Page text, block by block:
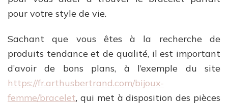
pour votre style de vie.
Sachant que vous êtes à la recherche de
produits tendance et de qualité, il est important
d’avoir de bons plans, à l’exemple du site
https://fr.arthusbertrand.com/bijoux-
femme/bracelet, qui met à disposition des pièces